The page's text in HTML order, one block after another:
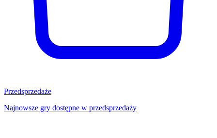
Przedsprzedaże
Najnowsze gry dostępne w przedsprzedaży